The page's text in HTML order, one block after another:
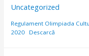
Uncategorized
Regulament Olimpiada
2020
Descarcă